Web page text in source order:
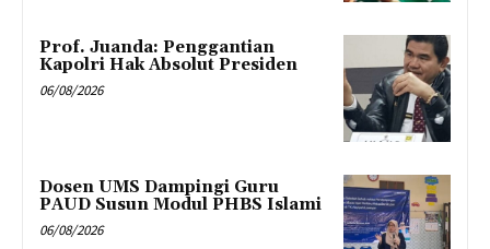
Prof. Juanda: Penggantian
Kapolri Hak Absolut Presiden
06/08/2026
Dosen UMS Dampingi Guru
PAUD Susun Modul PHBS Islami
06/08/2026